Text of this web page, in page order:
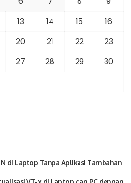
13 14 15
16
20 21 22
23
27 28 29
30
di Laptop Tanpa Aplikasi Tambahan